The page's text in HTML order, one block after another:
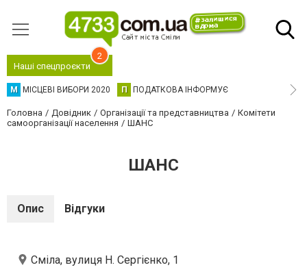
Наші спецпроєкти
2
М МІСЦЕВІ ВИБОРИ 2020 П ПОДАТКОВА ІНФОРМУЄ
Головна Довідник Організації та представництва
Комітети
самоорганізації населення
ШАНС
ШАНС
Опис Відгуки
Сміла, вулиця Н. Сергієнко, 1